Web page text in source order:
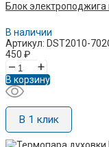
Блок
В наличии
Артикул: DST2010-
450 ₽
– +
В корзину
В 1 клик